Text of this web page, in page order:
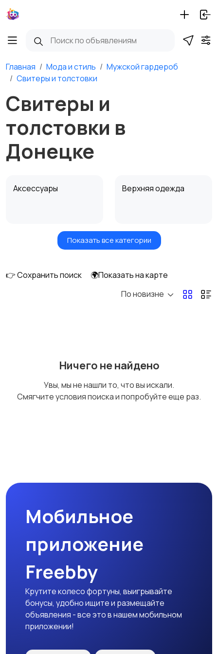
Главная Мода и стиль
Мужской гардероб
Свитеры и толстовки
Свитеры и
толстовки в
Донецке
Аксессуары Верхняя одежда
Головные уборы Домашняя одежда
Нижнее белье
Футболки и поло Штаны и шорты
Другое
Показать все категории
👉 Сохранить поиск
🌍Показать на карте
По новизне
Ничего не найдено
Увы, мы не нашли то, что вы искали.
Смягчите условия поиска и попробуйте еще раз.
Мобильное
приложение
Freebby
Крутите колесо фортуны, выигрывайте
бонусы, удобно ищите и размещайте
объявления - все это в нашем мобильном
приложении!